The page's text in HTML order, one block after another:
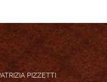
PIZZETTI